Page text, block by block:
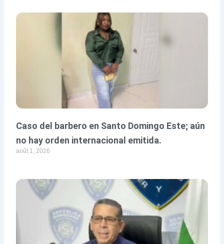
Caso del barbero en Santo Domingo Este; aún
no hay orden internacional emitida.
août 1, 2026